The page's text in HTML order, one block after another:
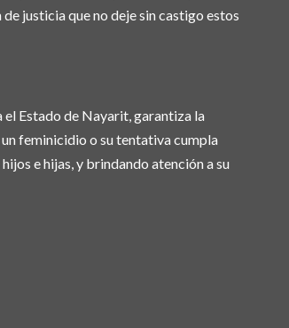
justicia que no deje sin castigo estos
el Estado de Nayarit, garantiza la
feminicidio o su tentativa cumpla
e hijas, y brindando atención a su